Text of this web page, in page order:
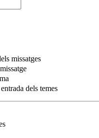
missatges
dels temes